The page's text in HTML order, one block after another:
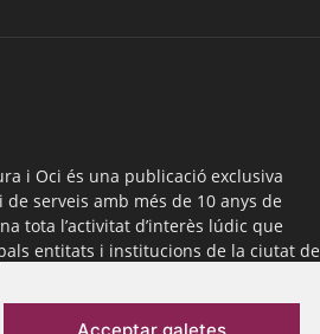
Acceptar galetes
i Oci és una publicació exclusiva
serveis amb més de 10 anys de
tota l’activitat d’interès lúdic que
entitats i institucions de la ciutat de